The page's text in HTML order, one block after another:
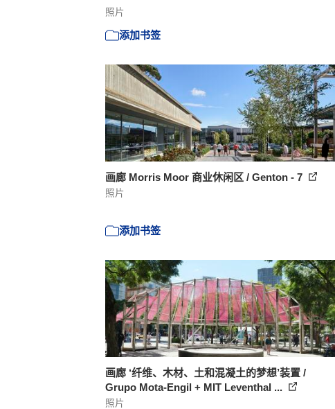
照片
添加书签
画廊 Morris Moor 商业休闲区 / Genton - 7
照片
添加书签
画廊 ‘纤维、木材、土和混凝土的梦想’装置 /
Grupo Mota-Engil + MIT Leventhal ...
照片